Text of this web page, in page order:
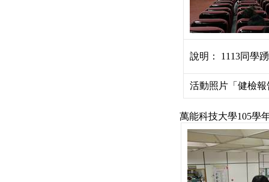
說明： 1113同學
活動照片「 健檢報
萬能科技大學105學